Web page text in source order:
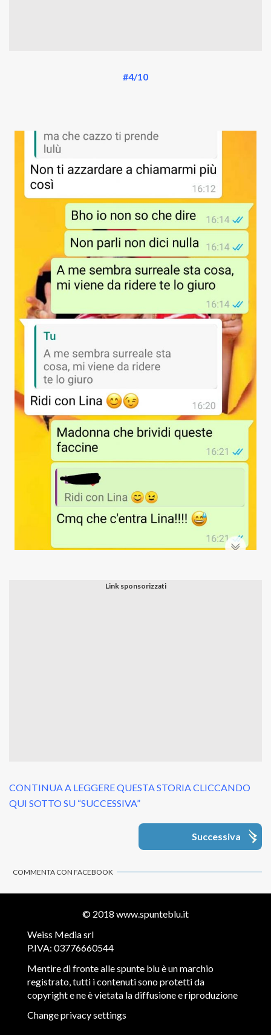
#4/10
CONTINUA A LEGGERE QUESTA STORIA CLICCANDO
QUI SOTTO SU “SUCCESSIVA”
Successiva
COMMENTA CON FACEBOOK
© 2018 www.spunteblu.it
Weiss Media srl
P.IVA: 03776660544
Mentire di fronte alle spunte blu è un marchio
registrato, tutti i contenuti sono protetti da
copyright e ne è vietata la diffusione e riproduzione
Change privacy settings